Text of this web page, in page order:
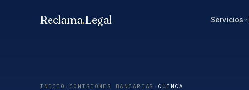
Reclama.Legal Servicios
INICIO › COMISIONES BANCARIAS › CUENCA